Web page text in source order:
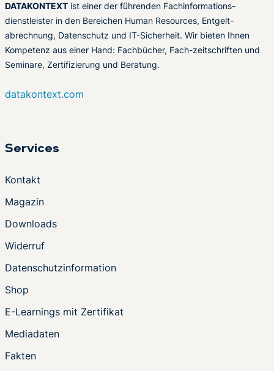
DATAKONTEXT ist einer der führenden Fachinformations-
dienstleister in den Bereichen Human Resources, Entgelt-
abrechnung, Datenschutz und IT-Sicherheit. Wir bieten Ihnen
Kompetenz aus einer Hand: Fachbücher, Fach-zeitschriften und
Seminare, Zertifizierung und Beratung.
datakontext.com
Services
Kontakt
Magazin
Downloads
Widerruf
Datenschutzinformation
Shop
E-Learnings mit Zertifikat
Mediadaten
Fakten